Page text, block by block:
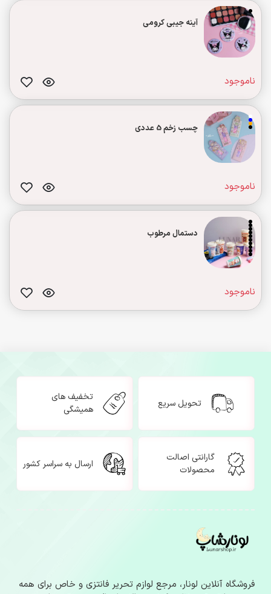
آینه جیبی کرومی
ناموجود
چسب زخم 5 عددی
ناموجود
دستمال مرطوب
ناموجود
تحویل سریع
تخفیف های
همیشگی
گارانتی اصالت
محصولات
ارسال به سراسر کشور
فروشگاه آنلاین لونار، مرجع لوازم‌ تحریر فانتزی و خاص برای همه